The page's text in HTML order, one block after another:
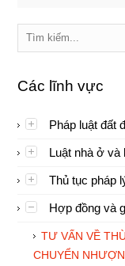
Các lĩnh vực
Pháp luật đất
Luật nhà ở và
Thủ tục pháp
Hợp đồng và
TƯ VẤN VỀ
CHUYỂN